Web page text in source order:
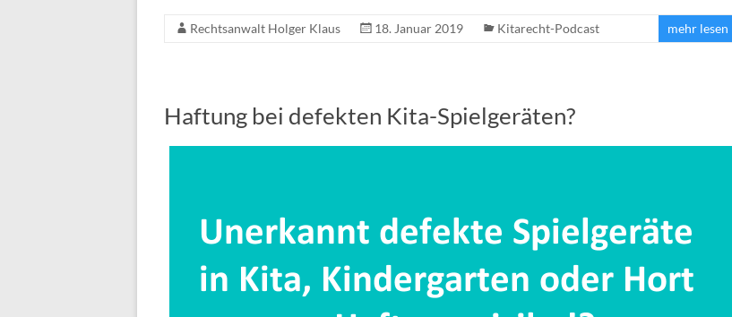
Rechtsanwalt Holger Klaus 18. Januar 2019 Kitarecht-Podcast mehr lesen
Haftung bei defekten Kita-Spielgeräten?